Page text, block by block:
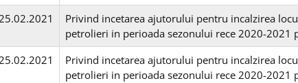
Privind incetarea ajutorului pentru incalzirea
petrolieri in perioada sezonului rece 2020-2021
Privind incetarea ajutorului pentru incalzirea
petrolieri in perioada sezonului rece 2020-2021